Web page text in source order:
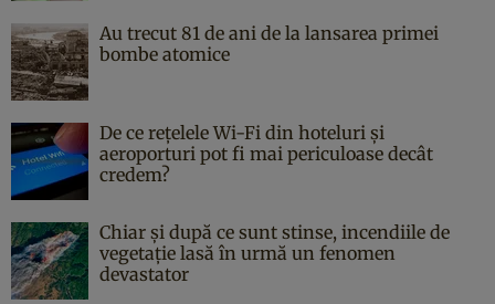
Au trecut 81 de ani de la lansarea primei
bombe atomice
De ce rețelele Wi-Fi din hoteluri și
aeroporturi pot fi mai periculoase decât
credem?
Chiar și după ce sunt stinse, incendiile de
vegetație lasă în urmă un fenomen
devastator